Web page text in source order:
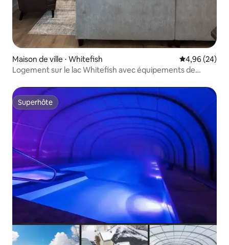
Maison de ville ⋅ Whitefish Évaluation
4,96 (24)
Logement sur le lac Whitefish avec équipements de
Superhôte
Superhôte